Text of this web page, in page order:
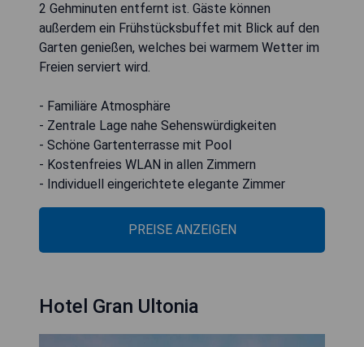
2 Gehminuten entfernt ist. Gäste können
außerdem ein Frühstücksbuffet mit Blick auf den
Garten genießen, welches bei warmem Wetter im
Freien serviert wird.
- Familiäre Atmosphäre
- Zentrale Lage nahe Sehenswürdigkeiten
- Schöne Gartenterrasse mit Pool
- Kostenfreies WLAN in allen Zimmern
- Individuell eingerichtete elegante Zimmer
PREISE ANZEIGEN
Hotel Gran Ultonia